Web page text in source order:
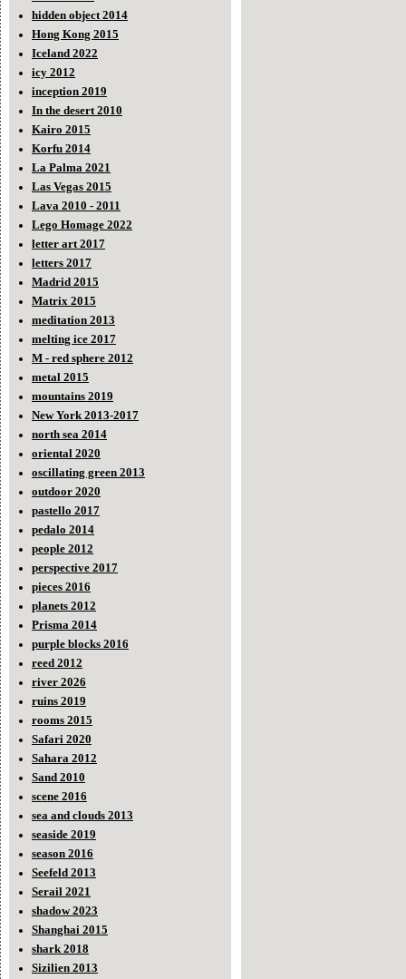
hidden object 2014
Hong Kong 2015
Iceland 2022
icy 2012
inception 2019
In the desert 2010
Kairo 2015
Korfu 2014
La Palma 2021
Las Vegas 2015
Lava 2010 - 2011
Lego Homage 2022
letter art 2017
letters 2017
Madrid 2015
Matrix 2015
meditation 2013
melting ice 2017
M - red sphere 2012
metal 2015
mountains 2019
New York 2013-2017
north sea 2014
oriental 2020
oscillating green 2013
outdoor 2020
pastello 2017
pedalo 2014
people 2012
perspective 2017
pieces 2016
planets 2012
Prisma 2014
purple blocks 2016
reed 2012
river 2026
ruins 2019
rooms 2015
Safari 2020
Sahara 2012
Sand 2010
scene 2016
sea and clouds 2013
seaside 2019
season 2016
Seefeld 2013
Serail 2021
shadow 2023
Shanghai 2015
shark 2018
Sizilien 2013